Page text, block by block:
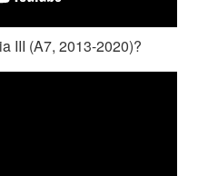
III (A7, 2013-2020)?